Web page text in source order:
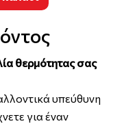
θερμότητας σας
υπεύθυνη
για έναν